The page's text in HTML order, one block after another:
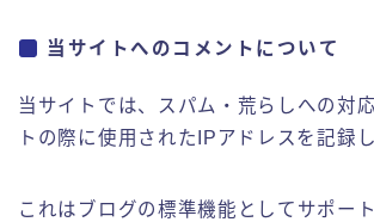
当サイトへのコメントについて
当サイトでは、スパム・荒らしへの対
トの際に使用されたIPアドレスを記録し
これはブログの標準機能としてサポー